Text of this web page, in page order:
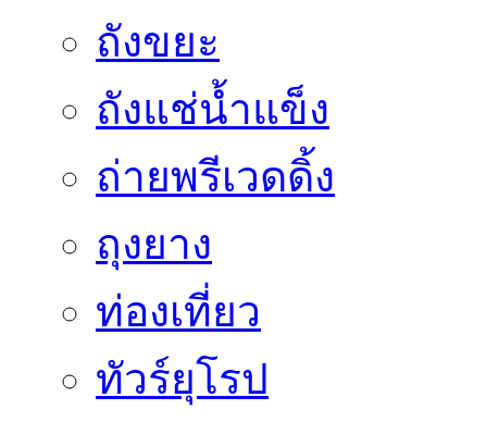
ถังขยะ
ถังแช่น้ำแข็ง
ถ่ายพรีเวดดิ้ง
ถุงยาง
ท่องเที่ยว
ทัวร์ยุโรป